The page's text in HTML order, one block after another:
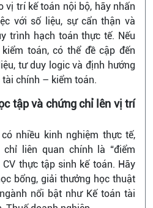
vị trí kế toán nội bộ, hãy nhấn
với số liệu, sự cẩn thận và
trình hạch toán thực tế. Nếu
toán, có thể đề cập đến
tư duy logic và định hướng
chính – kiểm toán.
tập và chứng chỉ lên vị trí
nhiều kinh nghiệm thực tế,
liên quan chính là “điểm
thực tập sinh kế toán. Hãy
bổng, giải thưởng học thuật
nổi bật như Kế toán tài